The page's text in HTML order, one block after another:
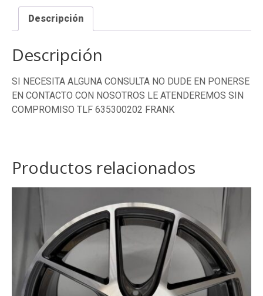
cantidad
Descripción
Descripción
SI NECESITA ALGUNA CONSULTA NO DUDE EN PONERSE
EN CONTACTO CON NOSOTROS LE ATENDEREMOS SIN
COMPROMISO TLF 635300202 FRANK
Productos relacionados